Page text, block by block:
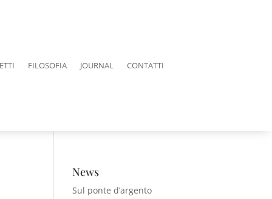
FILOSOFIA JOURNAL CONTATTI
News
Sul ponte d’argento